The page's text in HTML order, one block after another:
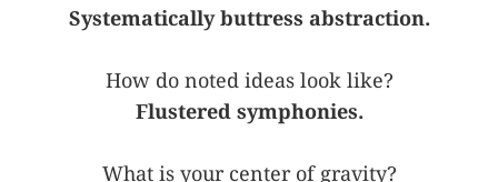
Systematically buttress abstraction.
How do noted ideas look like?
Flustered symphonies.
What is your center of gravity?